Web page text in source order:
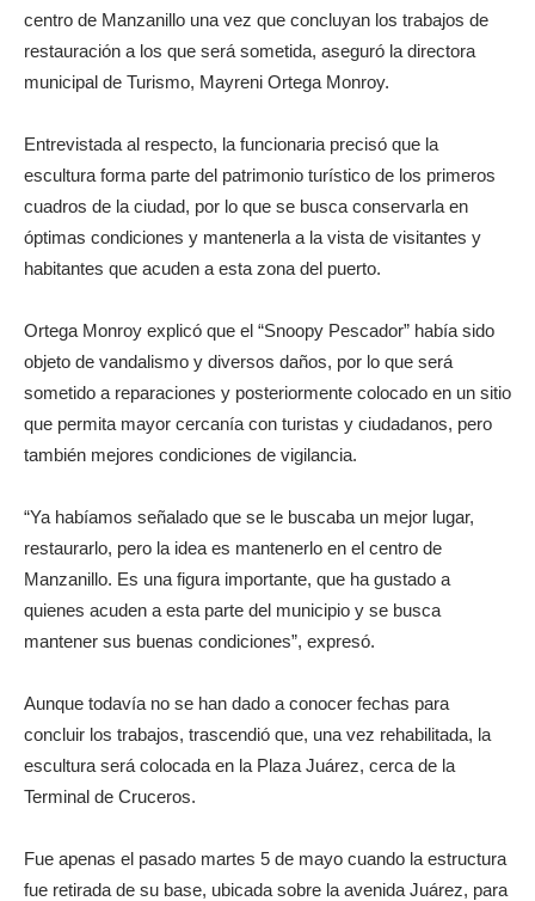
centro de Manzanillo una vez que concluyan los trabajos de
restauración a los que será sometida, aseguró la directora
municipal de Turismo, Mayreni Ortega Monroy.
Entrevistada al respecto, la funcionaria precisó que la
escultura forma parte del patrimonio turístico de los primeros
cuadros de la ciudad, por lo que se busca conservarla en
óptimas condiciones y mantenerla a la vista de visitantes y
habitantes que acuden a esta zona del puerto.
Ortega Monroy explicó que el “Snoopy Pescador” había sido
objeto de vandalismo y diversos daños, por lo que será
sometido a reparaciones y posteriormente colocado en un sitio
que permita mayor cercanía con turistas y ciudadanos, pero
también mejores condiciones de vigilancia.
“Ya habíamos señalado que se le buscaba un mejor lugar,
restaurarlo, pero la idea es mantenerlo en el centro de
Manzanillo. Es una figura importante, que ha gustado a
quienes acuden a esta parte del municipio y se busca
mantener sus buenas condiciones”, expresó.
Aunque todavía no se han dado a conocer fechas para
concluir los trabajos, trascendió que, una vez rehabilitada, la
escultura será colocada en la Plaza Juárez, cerca de la
Terminal de Cruceros.
Fue apenas el pasado martes 5 de mayo cuando la estructura
fue retirada de su base, ubicada sobre la avenida Juárez, para